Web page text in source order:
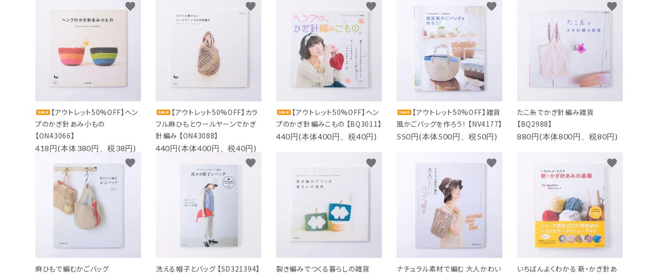
留めパーツ お得な業務用 アウトレット 割引除外品
CONTACT
【アウトレット50%OFF】ヘン
プのかぎ針あみ小もの
【ON43066】
418円(本体380円、税38円)
favorite
【アウトレット50%OFF】カラ
フル麻ひもとウールヤーンでかぎ
針編み 【ON43088】
440円(本体400円、税40円)
favorite
【アウトレット50%OFF】ヘン
プのかぎ針編みこもの 【BQ3011】
440円(本体400円、税40円)
favorite
【アウトレット50%OFF】雑貨
風かごバッグを作ろう！ 【NV4177】
550円(本体500円、税50円)
favorite
たこ糸でかぎ針編み雑貨
【BQ2988】
880円(本体800円、税80円)
favorite
麻ひもで編むかごバッグ
favorite
洗える帽子とバッグ 【SD321394】
favorite
裂き編みでつくる暮らしの雑貨
favorite
ナチュラル素材で編む 大人かわい
favorite
いちばんよくわかる 新・かぎ針あ
favorite